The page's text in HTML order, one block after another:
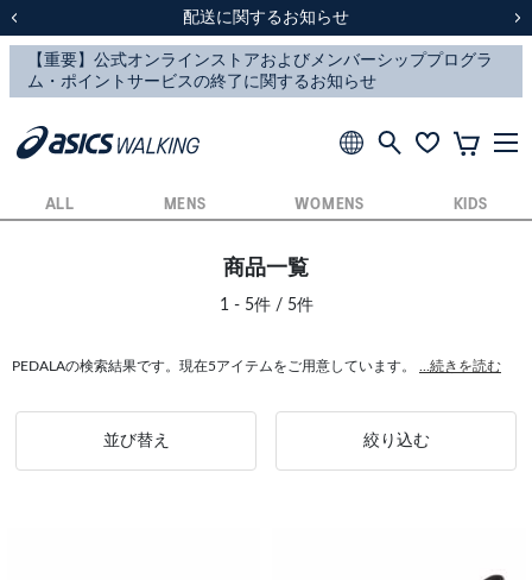
スクスク（SUKU2）価格改定のお知らせ
配送に関するお知らせ
スクスク（SUKU2）価格改定のお知らせ
配送に関するお知らせ
ALL MENS WOMENS KIDS
商品一覧
1 - 5件 / 5件
PEDALAの検索結果です。現在5アイテムをご用意しています。 ...続きを読む
並び替え 絞り込む